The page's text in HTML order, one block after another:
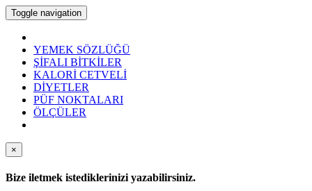
Toggle navigation
YEMEK SÖZLÜĞÜ
ŞİFALI BİTKİLER
KALORİ CETVELİ
DİYETLER
PÜF NOKTALARI
ÖLÇÜLER
×
Bize iletmek istediklerinizi yazabilirsiniz.